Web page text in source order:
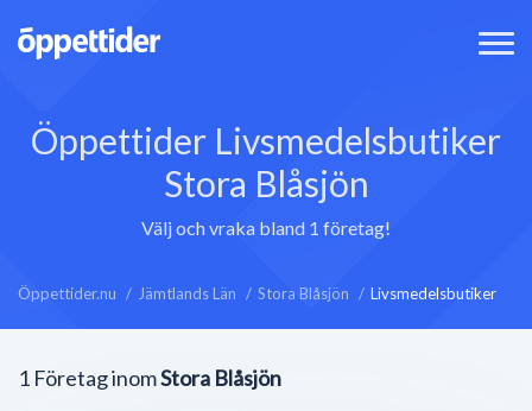
Öppettider Livsmedelsbutiker
Stora Blåsjön
Välj och vraka bland 1 företag!
Öppettider.nu Jämtlands Län Stora Blåsjön Livsmedelsbutiker
1 Företag inomStora Blåsjön